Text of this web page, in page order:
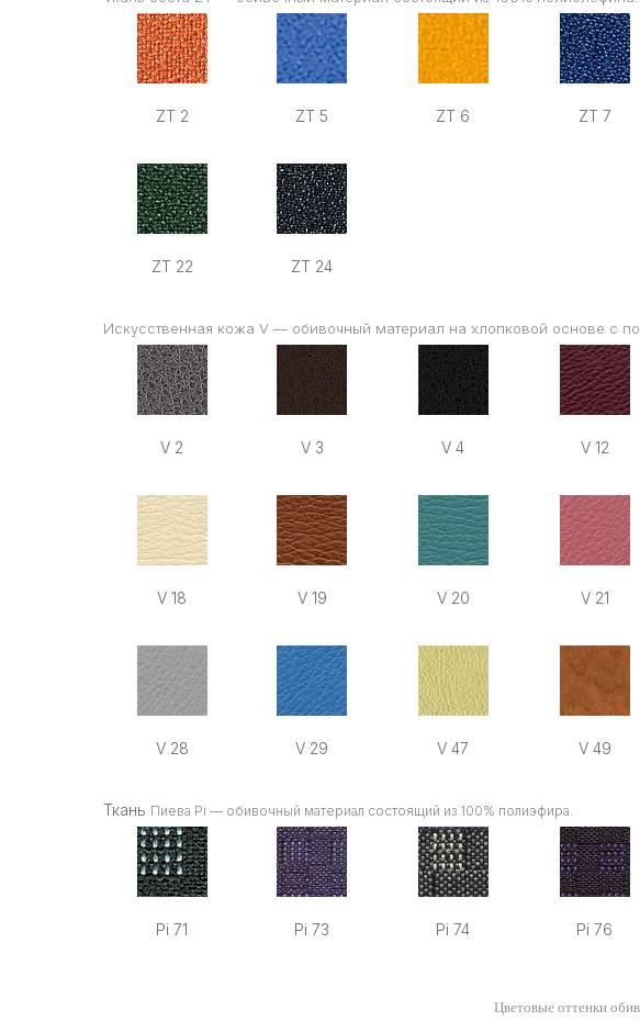
ZT 2 ZT 5 ZT 6 ZT 7
ZT 22 ZT 24
Искусственная кожа V — обивочный материал на хлопковой основе с
V 2 V 3 V 4 V 12
V 18 V 19 V 20 V 21
V 28 V 29 V 47 V 49
Ткань Пиева Pi — обивочный материал состоящий из 100% полиэфира
Pi 71 Pi 73 Pi 74 Pi 76
Цветовые оттенки